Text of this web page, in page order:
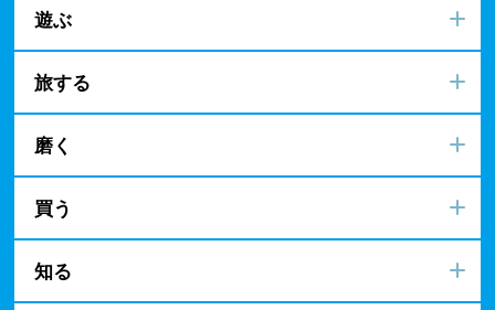
遊ぶ
旅する
磨く
買う
知る